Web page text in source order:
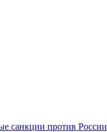
санкции против России